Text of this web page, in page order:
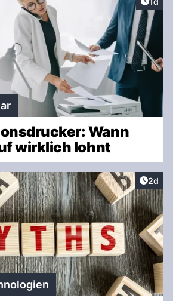
Wann
wirklich lohnt
2d